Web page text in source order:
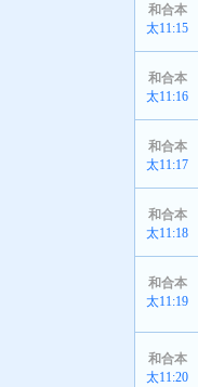
和合本
太11:15
和合本
太11:16
和合本
太11:17
和合本
太11:18
和合本
太11:19
和合本
太11:20